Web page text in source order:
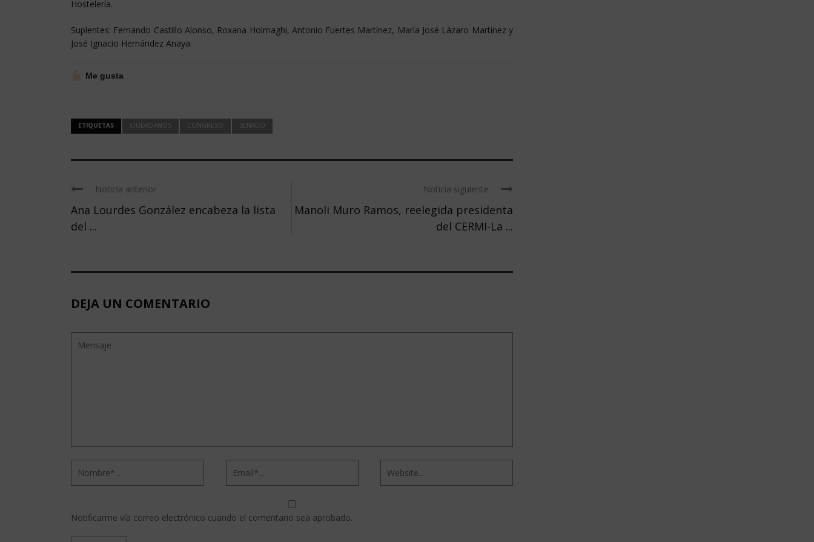
Hostelería.
Suplentes: Fernando Castillo Alonso, Roxana Holmaghi, Antonio Fuertes Martínez, María José Lázaro Martínez y
José Ignacio Hernández Anaya.
Me gusta
ETIQUETAS CIUDADANOS CONGRESO SENADO
Noticia anterior
Ana Lourdes González encabeza la lista
del ...
Noticia siguiente
Manoli Muro Ramos, reelegida presidenta
del CERMI-La ...
DEJA UN COMENTARIO
Notificarme vía correo electrónico cuando el comentario sea aprobado.